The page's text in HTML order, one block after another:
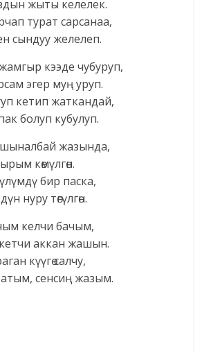
жыты келелек.
турат сарсанаа,
сындуу желелеп.
кээде чубуруп,
эгер муң уруп.
кетип жаткандай,
болуп кубулуп.
жазында,
көмүлгөн.
бир паска,
нуру төгүлгөн.
келчи бачым,
кетчи аккан жашын.
күүгө салчу,
сенсиң жазым.